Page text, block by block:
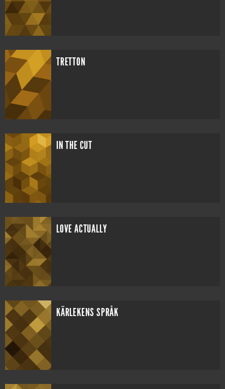
TRETTON
IN THE CUT
LOVE ACTUALLY
KÄRLEKENS SPRÅK